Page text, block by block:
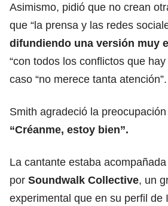
Asimismo, pidió que no crean
que “la prensa y las redes
difundiendo una versión muy
“con todos los conflictos que
caso “no merece tanta atención”.
Smith agradeció la
“Créanme, estoy bien”.
La cantante estaba
por Soundwalk Collective, un
experimental que en su perfil de